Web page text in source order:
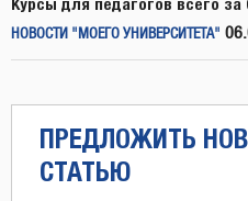
НОВОСТИ "МОЕГО УНИВЕРСИТЕТА"
ПРЕДЛОЖИТЬ
СТАТЬЮ